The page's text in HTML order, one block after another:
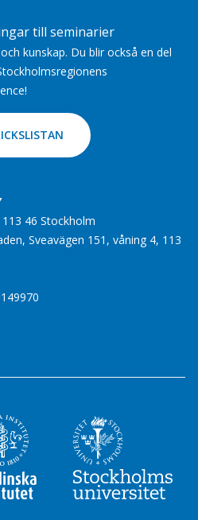
till seminarier
kunskap. Du blir också en del
46 Stockholm
Sveavägen 151, våning 4, 113